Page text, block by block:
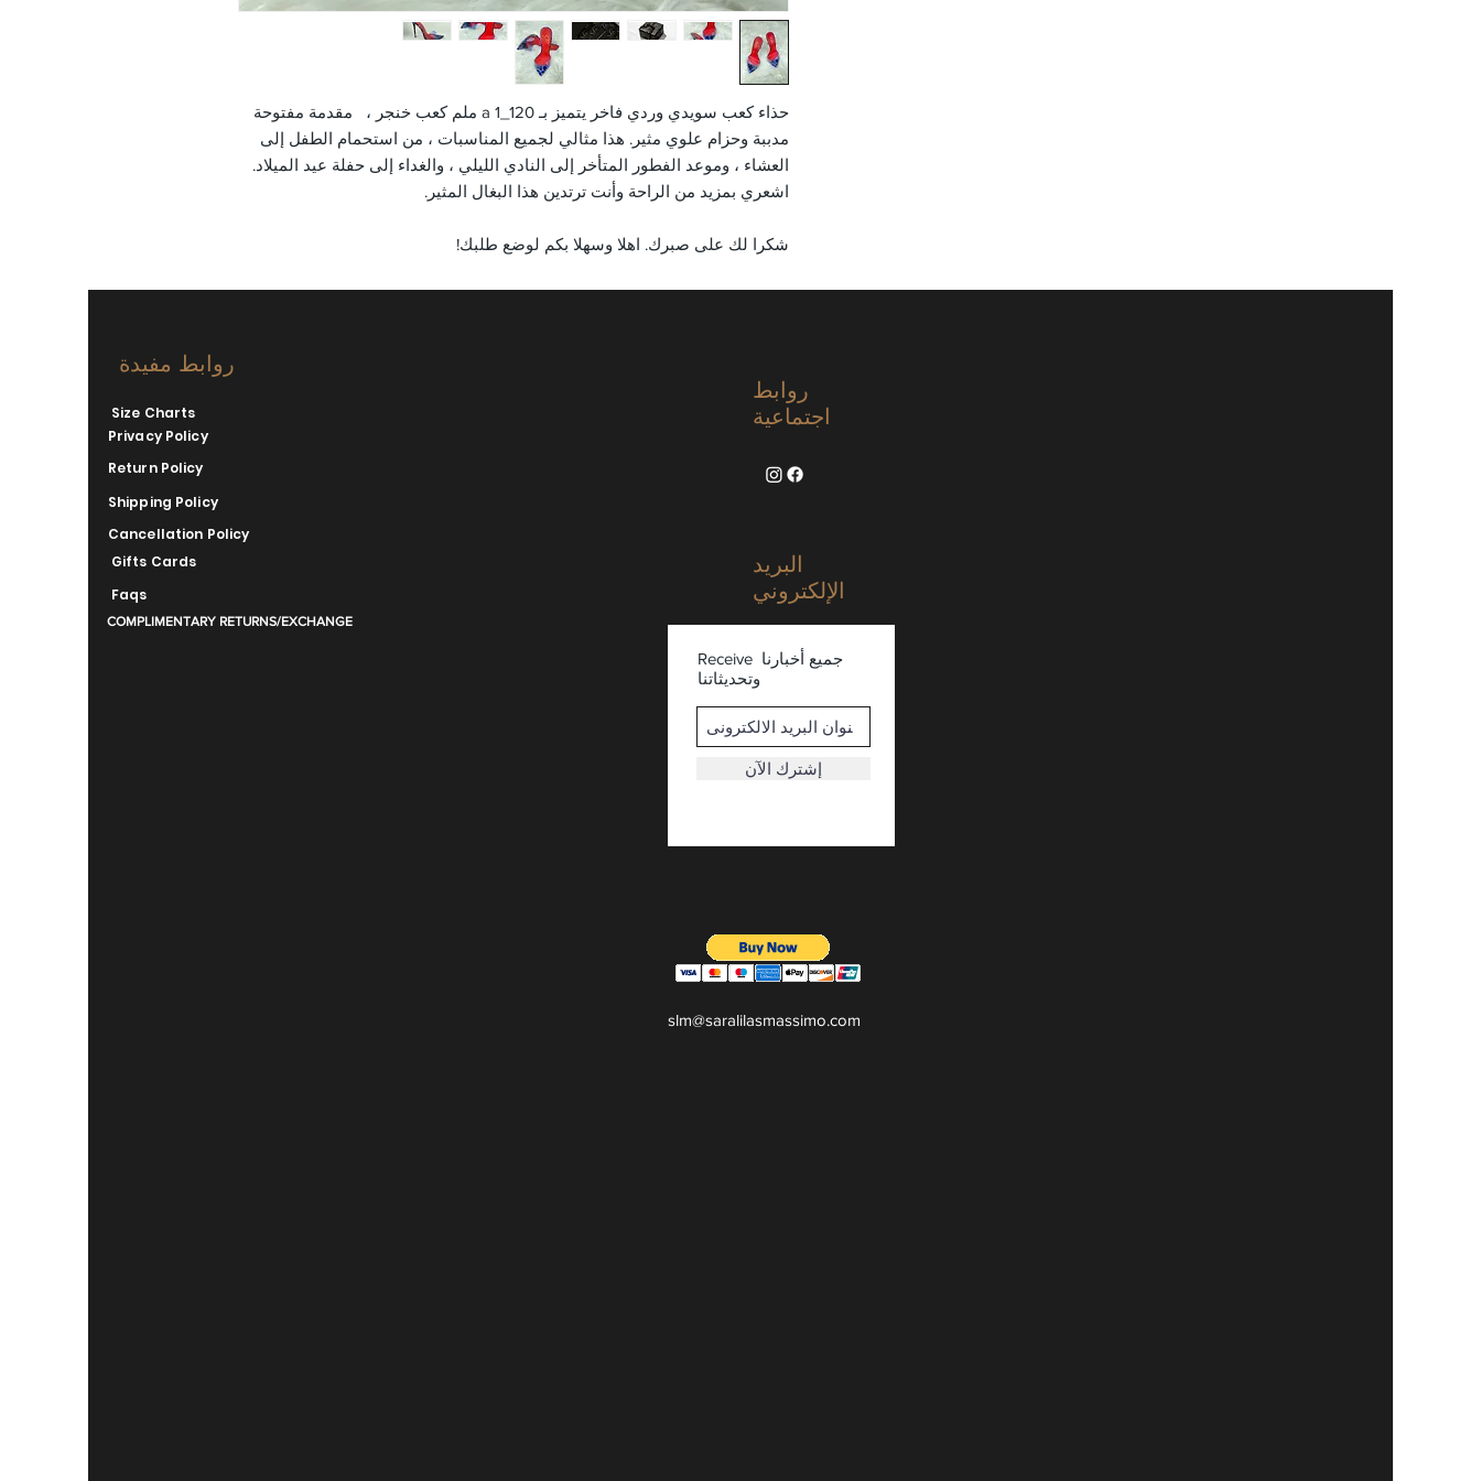
حذاء كعب سويدي وردي فاخر يتميز بـ a 1_120 ملم كعب خنجر ، مقدمة مفتوحة
مدببة وحزام علوي مثير. هذا مثالي لجميع المناسبات ، من استحمام الطفل إلى
العشاء ، وموعد الفطور المتأخر إلى النادي الليلي ، والغداء إلى حفلة عيد الميلاد.
اشعري بمزيد من الراحة وأنت ترتدين هذا البغال المثير.
شكرا لك على صبرك. اهلا وسهلا بكم لوضع طلبك!
روابط مفيدة
Size Charts
Privacy Policy
Return Policy
Shipping Policy
Cancellation Policy
Gifts Cards
Faqs
COMPLIMENTARY RETURNS/EXCHANGE
روابط
اجتماعية
البريد
الإلكتروني
Receive جميع أخبارنا
وتحديثاتنا
إشترك الآن
slm@saralilasmassimo.com